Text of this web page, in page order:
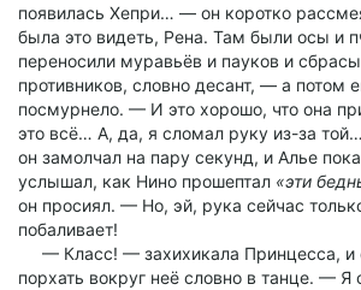
появилась Хепри… — он коротко
была это видеть, Рена. Там были осы и
переносили муравьёв и пауков и
противников, словно десант, — а потом
посмурнело. — И это хорошо, что она
это всё… А, да, я сломал руку из-за
он замолчал на пару секунд, и Алье
услышал, как Нино прошептал «эти
он просиял. — Но, эй, рука сейчас
побаливает!
— Класс! — захихикала Принцесса, и
порхать вокруг неё словно в танце. — Я